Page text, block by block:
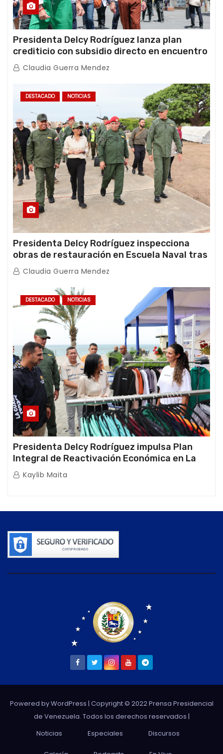
Presidenta Delcy Rodríguez lanza plan
crediticio con subsidio directo en encuentro
con Juntas de Condominio
Claudia Guerra Mendez
DESTACADO NOTICIAS
Presidenta Delcy Rodríguez inspecciona
obras de restauración en Escuela Naval tras
afectaciones sísmicas en La Guaira
Claudia Guerra Mendez
DESTACADO NOTICIAS
Presidenta Delcy Rodríguez impulsa Plan
Integral de Reactivación Económica en La
Guaira
Kaylib Maita
Powered by WordPress | Copyright © 2022 Prensa Presidencial
de Venezuela. Todos los derechos reservados |
Noticias
Especiales Discursos